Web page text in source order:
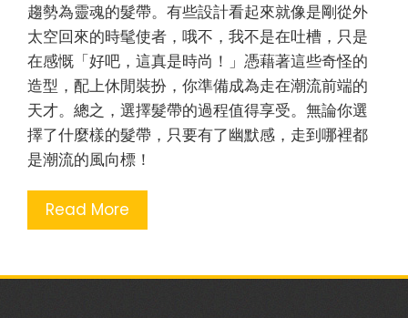
趨勢為靈魂的髮帶。有些設計看起來就像是剛從外
太空回來的時髦使者，哦不，我不是在吐槽，只是
在感慨「好吧，這真是時尚！」憑藉著這些奇怪的
造型，配上休閒裝扮，你準備成為走在潮流前端的
天才。總之，選擇髮帶的過程值得享受。無論你選
擇了什麼樣的髮帶，只要有了幽默感，走到哪裡都
是潮流的風向標！
Read More